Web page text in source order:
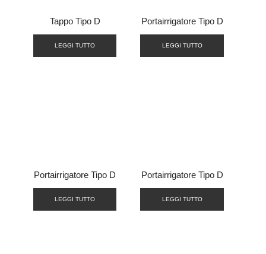
Tappo Tipo D
LEGGI TUTTO
Portairrigatore Tipo D
LEGGI TUTTO
Portairrigatore Tipo D
LEGGI TUTTO
Portairrigatore Tipo D
LEGGI TUTTO